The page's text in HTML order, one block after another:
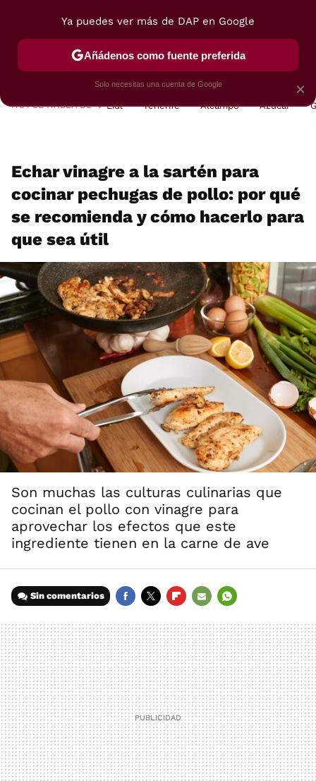
POSTRES VIAJES SELECCIÓN VEGUI
HOY SE HABLA DE Lidl Tenerife Alcampo Azúcar
Echar vinagre a la sartén para
cocinar pechugas de pollo: por qué
se recomienda y cómo hacerlo para
que sea útil
Son muchas las culturas culinarias que
cocinan el pollo con vinagre para
aprovechar los efectos que este
ingrediente tienen en la carne de ave
Sin comentarios
MAIL
×
Ya puedes ver más de DAP en Google
Añádenos como fuente preferida
Solo necesitas una cuenta de Google